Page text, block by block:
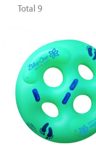
Total 9